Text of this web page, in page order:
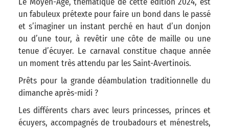
un fabuleux prétexte pour faire un bond dans le passé
et s’imaginer un instant perché en haut d’un donjon
ou d’une tour, à revêtir une côte de maille ou une
tenue d’écuyer. Le carnaval constitue chaque année
un moment très attendu par les Saint-Avertinois.
Prêts pour la grande déambulation traditionnelle du
dimanche après-midi ?
Les différents chars avec leurs princesses, princes et
écuyers, accompagnés de troubadours et ménestrels,